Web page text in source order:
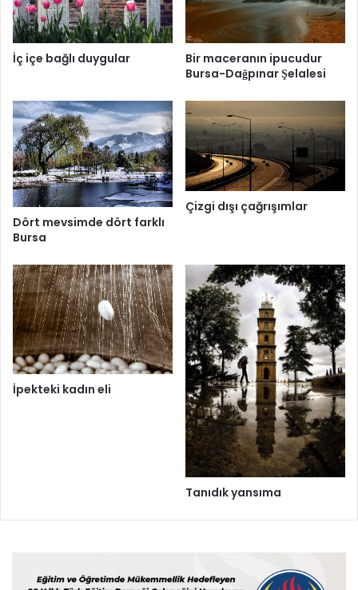
İç içe bağlı duygular
Bir maceranın ipucudur
Bursa-Dağpınar Şelalesi
Dört mevsimde dört farklı
Bursa
Çizgi dışı çağrışımlar
İpekteki kadın eli
Tanıdık yansıma